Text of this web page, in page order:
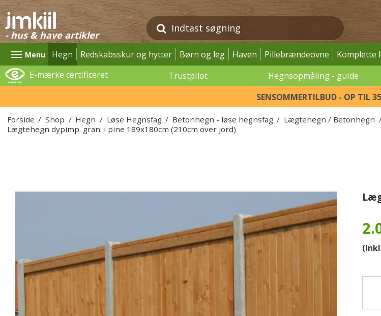
- hus & have artikler
Menu Hegn Redskabsskur og hytter Børn og leg Haven Pillebrændeovne Komplette
E-mærke certificeret
Trustpilot Hegnsopmåling - guide
SENSOMMERTILBUD - OP TIL
Forside / Shop / Hegn / Løse Hegnsfag / Betonhegn - løse hegnsfag / Lægtehegn / Betonhegn
Lægtehegn dypimp. gran. i pine 189x180cm (210cm over jord)